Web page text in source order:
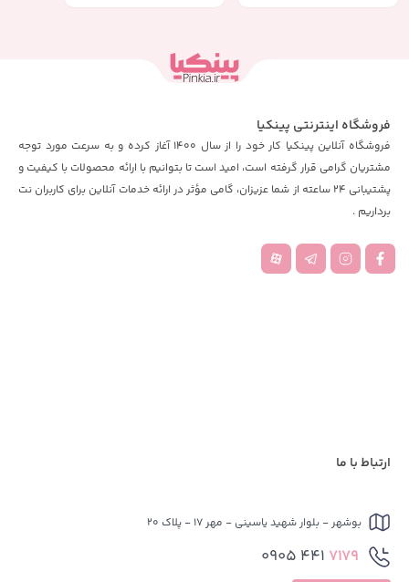
فروشگاه اینترنتی پینکیا
فروشگاه آنلاین پینکیا کار خود را از سال 1400 آغاز کرده و به سرعت مورد توجه
مشتریان گرامی قرار گرفته است، امید است تا بتوانیم با ارائه محصولات با کیفیت و
پشتیبانی 24 ساعته از شما عزیزان، گامی مؤثر در ارائه خدمات آنلاین برای کاربران نت
برداریم .
ارتباط با ما
بوشهر - بلوار شهید یاسینی - مهر 17 - پلاک 20
7179